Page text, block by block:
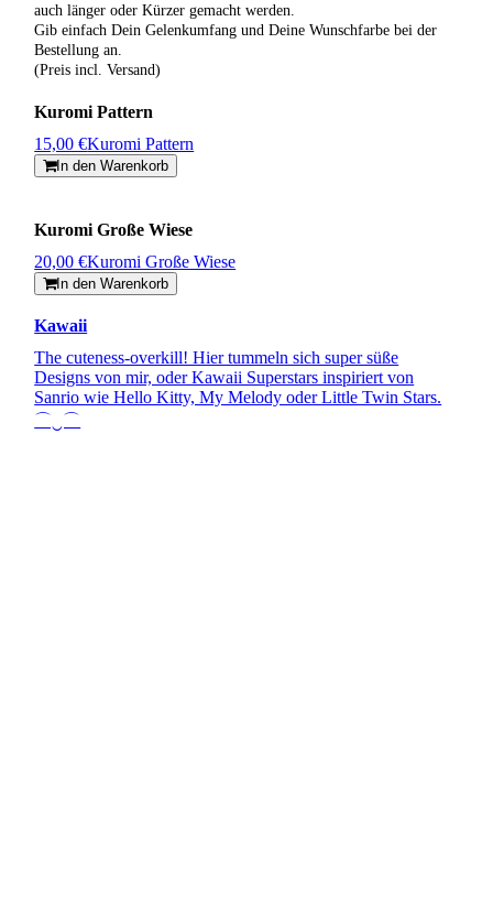
auch länger oder Kürzer gemacht werden.
Gib einfach Dein Gelenkumfang und Deine Wunschfarbe bei der
Bestellung an.
(Preis incl. Versand)
Kuromi Pattern
15,00 €Kuromi Pattern
In den Warenkorb
Kuromi Große Wiese
20,00 €Kuromi Große Wiese
In den Warenkorb
Kawaii
The cuteness-overkill! Hier tummeln sich super süße
Designs von mir, oder Kawaii Superstars inspiriert von
Sanrio wie Hello Kitty, My Melody oder Little Twin Stars.
⌒‿⌒